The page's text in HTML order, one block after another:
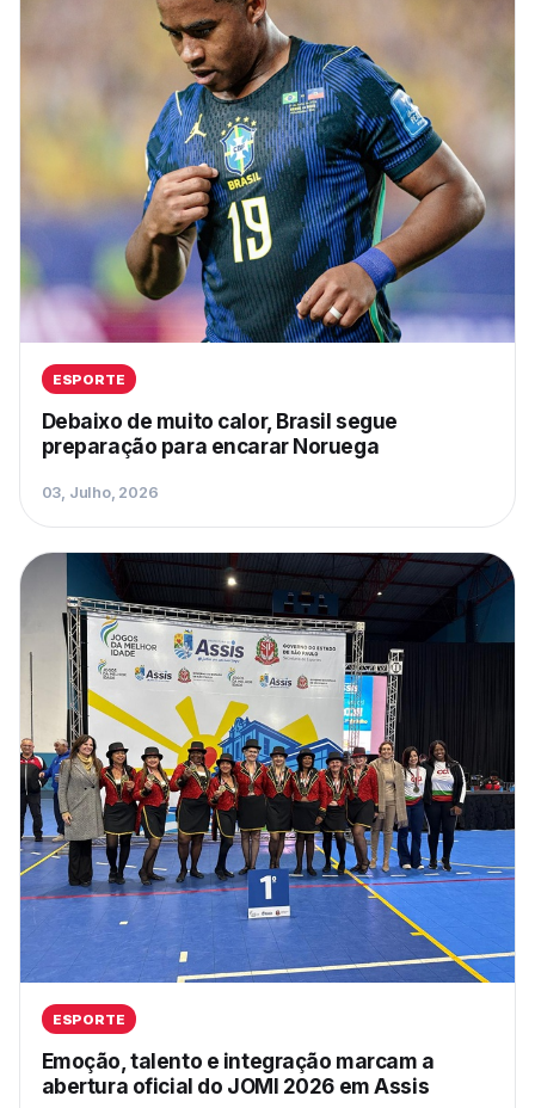
ESPORTE
Debaixo de muito calor, Brasil segue
preparação para encarar Noruega
03, Julho, 2026
ESPORTE
Emoção, talento e integração marcam a
abertura oficial do JOMI 2026 em Assis